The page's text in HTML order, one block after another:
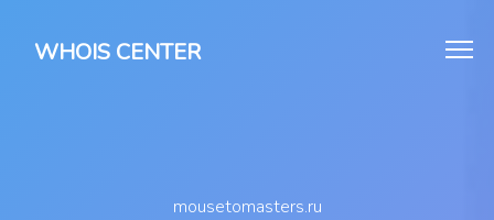
WHOIS CENTER
mousetomasters.ru